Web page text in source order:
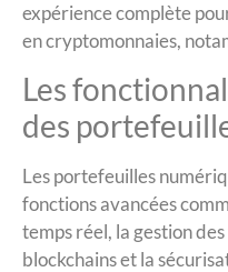
expérience complète
en cryptomonnaies,
Les
des
Les portefeuilles
fonctions avancées
temps réel, la gestion
blockchains et la